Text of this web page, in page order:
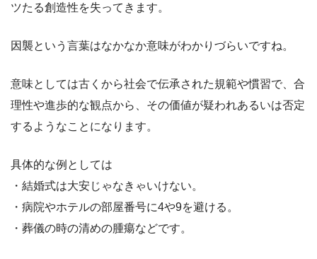
ツたる創造性を失ってきます。
因襲という言葉はなかなか意味がわかりづらいですね。
意味としては古くから社会で伝承された規範や慣習で、合
理性や進歩的な観点から、その価値が疑われあるいは否定
するようなことになります。
具体的な例としては
・結婚式は大安じゃなきゃいけない。
・病院やホテルの部屋番号に4や9を避ける。
・葬儀の時の清めの腫瘍などです。